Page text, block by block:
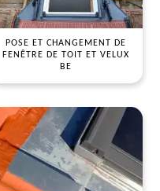
POSE ET CHANGEMENT DE
FENÊTRE DE TOIT ET VELUX
BE